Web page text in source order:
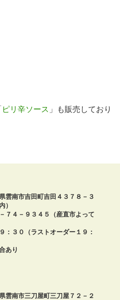
ピリ辛ソース 」も販売しており
南市吉田町吉田４３７８－３
）
７４－９３４５（産直市よって
：３０（ラストオーダー１９：
あり
南市三刀屋町三刀屋７２－２